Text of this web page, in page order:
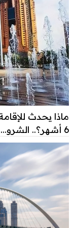
ماذا يحدث
6 أشهر؟.. الشرو...